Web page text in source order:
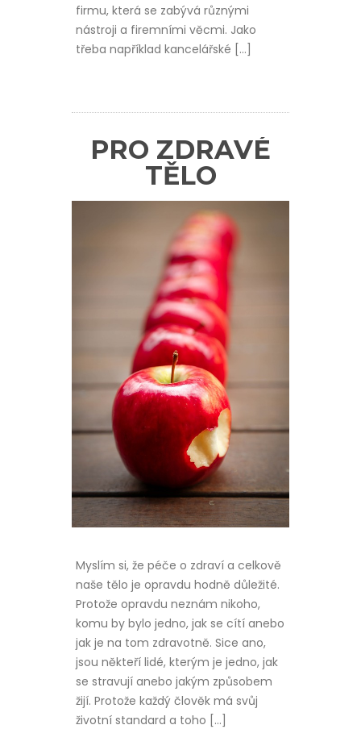
firmu, která se zabývá různými
nástroji a firemními věcmi. Jako
třeba například kancelářské […]
PRO ZDRAVÉ
TĚLO
Myslím si, že péče o zdraví a celkově
naše tělo je opravdu hodně důležité.
Protože opravdu neznám nikoho,
komu by bylo jedno, jak se cítí anebo
jak je na tom zdravotně. Sice ano,
jsou někteří lidé, kterým je jedno, jak
se stravují anebo jakým způsobem
žijí. Protože každý člověk má svůj
životní standard a toho […]